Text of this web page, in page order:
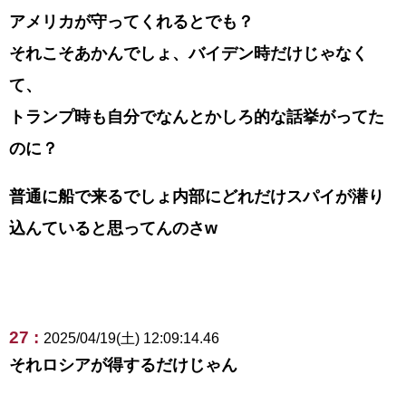
アメリカが守ってくれるとでも？
それこそあかんでしょ、バイデン時だけじゃなく
て、
トランプ時も自分でなんとかしろ的な話挙がってた
のに？
普通に船で来るでしょ内部にどれだけスパイが潜り
込んていると思ってんのさw
27 : 2025/04/19(土) 12:09:14.46
それロシアが得するだけじゃん